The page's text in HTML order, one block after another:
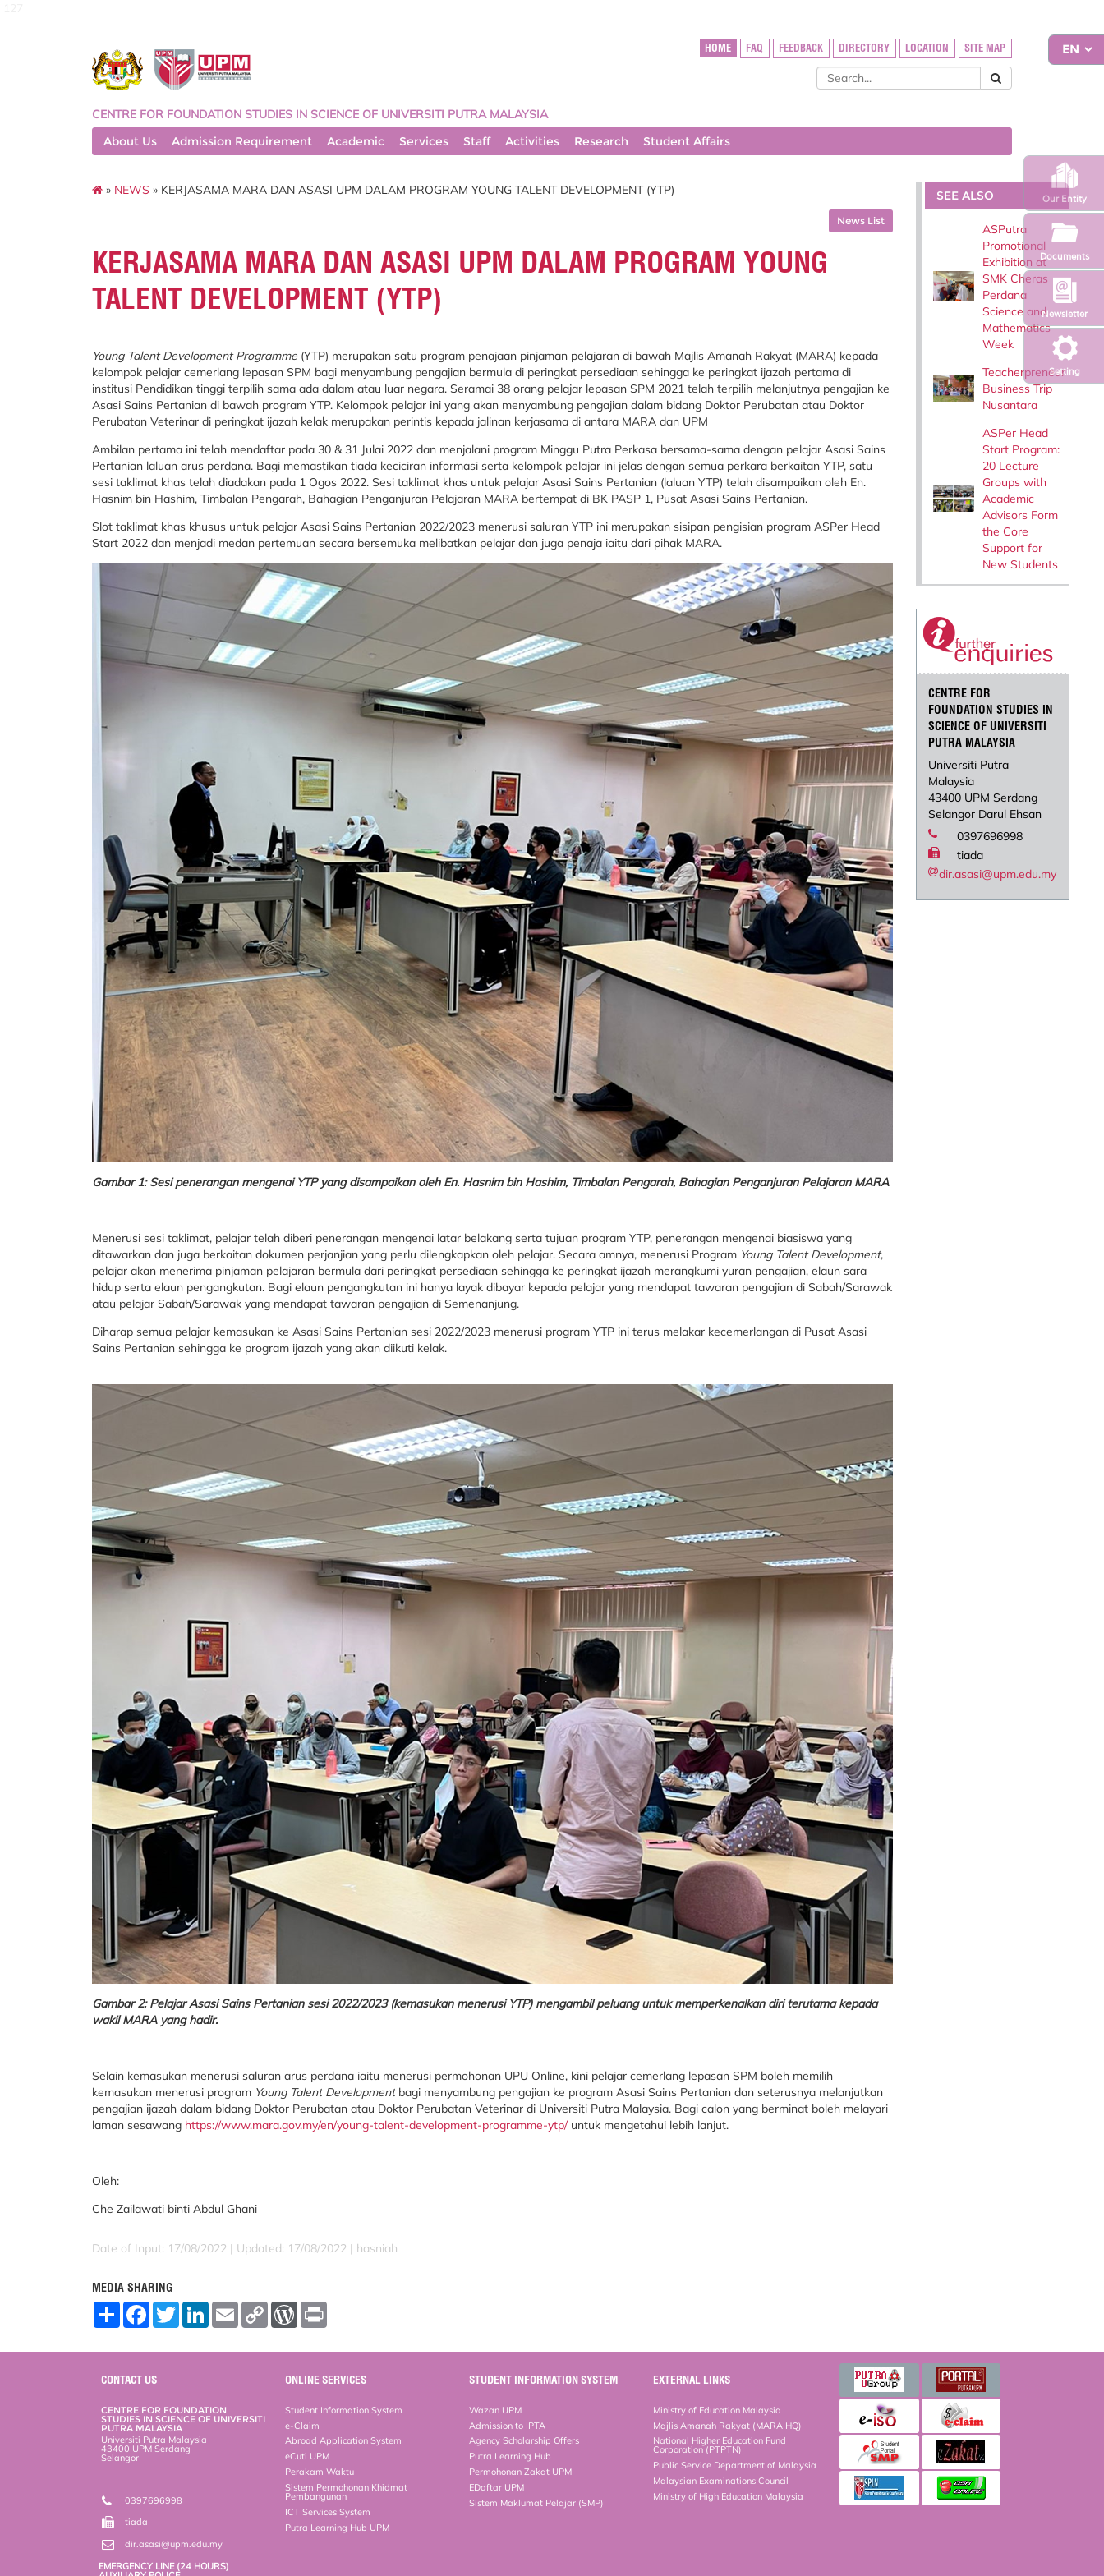
Setting
Newsletter
Our Entity
Documents
HOME FAQ FEEDBACK DIRECTORY LOCATION SITE MAP
CENTRE FOR FOUNDATION STUDIES IN SCIENCE OF UNIVERSITI PUTRA MALAYSIA
About Us
Admission Requirement Academic Services Staff Activities Research Student Affairs
» NEWS » KERJASAMA MARA DAN ASASI UPM DALAM PROGRAM YOUNG TALENT DEVELOPMENT (YTP)
News List
KERJASAMA MARA DAN ASASI UPM DALAM PROGRAM YOUNG
TALENT DEVELOPMENT (YTP)
Young Talent Development Programme (YTP) merupakan satu program penajaan pinjaman pelajaran di bawah Majlis Amanah Rakyat (MARA) kepada
kelompok pelajar cemerlang lepasan SPM bagi menyambung pengajian bermula di peringkat persediaan sehingga ke peringkat ijazah pertama di
institusi Pendidikan tinggi terpilih sama ada dalam atau luar negara. Seramai 38 orang pelajar lepasan SPM 2021 telah terpilih melanjutnya pengajian ke
Asasi Sains Pertanian di bawah program YTP. Kelompok pelajar ini yang akan menyambung pengajian dalam bidang Doktor Perubatan atau Doktor
Perubatan Veterinar di peringkat ijazah kelak merupakan perintis kepada jalinan kerjasama di antara MARA dan UPM
Ambilan pertama ini telah mendaftar pada 30 & 31 Julai 2022 dan menjalani program Minggu Putra Perkasa bersama-sama dengan pelajar Asasi Sains
Pertanian laluan arus perdana. Bagi memastikan tiada keciciran informasi serta kelompok pelajar ini jelas dengan semua perkara berkaitan YTP, satu
sesi taklimat khas telah diadakan pada 1 Ogos 2022. Sesi taklimat khas untuk pelajar Asasi Sains Pertanian (laluan YTP) telah disampaikan oleh En.
Hasnim bin Hashim, Timbalan Pengarah, Bahagian Penganjuran Pelajaran MARA bertempat di BK PASP 1, Pusat Asasi Sains Pertanian.
Slot taklimat khas khusus untuk pelajar Asasi Sains Pertanian 2022/2023 menerusi saluran YTP ini merupakan sisipan pengisian program ASPer Head
Start 2022 dan menjadi medan pertemuan secara bersemuka melibatkan pelajar dan juga penaja iaitu dari pihak MARA.
Gambar 1: Sesi penerangan mengenai YTP yang disampaikan oleh En. Hasnim bin Hashim, Timbalan Pengarah, Bahagian Penganjuran Pelajaran MARA
Menerusi sesi taklimat, pelajar telah diberi penerangan mengenai latar belakang serta tujuan program YTP, penerangan mengenai biasiswa yang
ditawarkan dan juga berkaitan dokumen perjanjian yang perlu dilengkapkan oleh pelajar. Secara amnya, menerusi Program Young Talent Development,
pelajar akan menerima pinjaman pelajaran bermula dari peringkat persediaan sehingga ke peringkat ijazah merangkumi yuran pengajian, elaun sara
hidup serta elaun pengangkutan. Bagi elaun pengangkutan ini hanya layak dibayar kepada pelajar yang mendapat tawaran pengajian di Sabah/Sarawak
atau pelajar Sabah/Sarawak yang mendapat tawaran pengajian di Semenanjung.
Diharap semua pelajar kemasukan ke Asasi Sains Pertanian sesi 2022/2023 menerusi program YTP ini terus melakar kecemerlangan di Pusat Asasi
Sains Pertanian sehingga ke program ijazah yang akan diikuti kelak.
Gambar 2: Pelajar Asasi Sains Pertanian sesi 2022/2023 (kemasukan menerusi YTP) mengambil peluang untuk memperkenalkan diri terutama kepada
wakil MARA yang hadir.
Selain kemasukan menerusi saluran arus perdana iaitu menerusi permohonan UPU Online, kini pelajar cemerlang lepasan SPM boleh memilih
kemasukan menerusi program Young Talent Developmentbagi menyambung pengajian ke program Asasi Sains Pertanian dan seterusnya melanjutkan
pengajian ijazah dalam bidang Doktor Perubatan atau Doktor Perubatan Veterinar di Universiti Putra Malaysia. Bagi calon yang berminat boleh melayari
laman sesawang https://www.mara.gov.my/en/young-talent-development-programme-ytp/untuk mengetahui lebih lanjut.
Oleh:
Che Zailawati binti Abdul Ghani
Date of Input: 17/08/2022 | Updated: 17/08/2022 | hasniah
MEDIA SHARING
S
F
o
o
T
w
L
E
m
C
W
r
e
s
SEE ALSO
ASPutra
Promotional
Exhibition at
SMK Cheras
Perdana
Science and
Mathematics
Week
Teacherpreneur
Business Trip
Nusantara
ASPer Head
Start Program:
20 Lecture
Groups with
Academic
Advisors Form
the Core
Support for
New Students
CENTRE FOR
FOUNDATION STUDIES IN
SCIENCE OF UNIVERSITI
PUTRA MALAYSIA
Universiti Putra
Malaysia
43400 UPM Serdang
Selangor Darul Ehsan
0397696998
tiada
dir.asasi@upm.edu.my
CONTACT US
CENTRE FOR FOUNDATION
STUDIES IN SCIENCE OF UNIVERSITI
PUTRA MALAYSIA
Universiti Putra Malaysia
43400 UPM Serdang
Selangor
0397696998
tiada
dir.asasi@upm.edu.my
EMERGENCY LINE (24 HOURS)
ONLINE SERVICES
Student Information System
e-Claim
Abroad Application System
eCuti UPM
Perakam Waktu
Sistem Permohonan Khidmat
Pembangunan
ICT Services System
Putra Learning Hub UPM
STUDENT INFORMATION SYSTEM
Wazan UPM
Admission to IPTA
Agency Scholarship Offers
Putra Learning Hub
Permohonan Zakat UPM
EDaftar UPM
Sistem Maklumat Pelajar (SMP)
EXTERNAL LINKS
Ministry of Education Malaysia
Majlis Amanah Rakyat (MARA HQ)
National Higher Education Fund
Corporation (PTPTN)
Public Service Department of Malaysia
Malaysian Examinations Council
Ministry of High Education Malaysia